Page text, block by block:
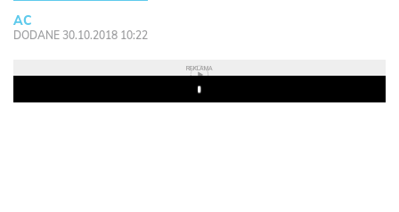
AC
DODANE 30.10.2018 10:22
REKLAMA
Play